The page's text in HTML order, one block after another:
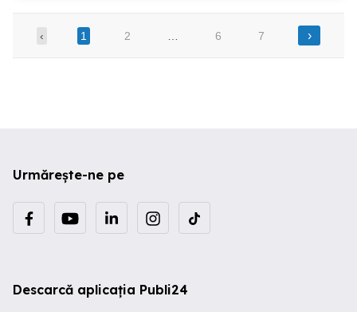
‹ 1 2 6 7 ›
Urmărește-ne pe
Descarcă aplicația Publi24